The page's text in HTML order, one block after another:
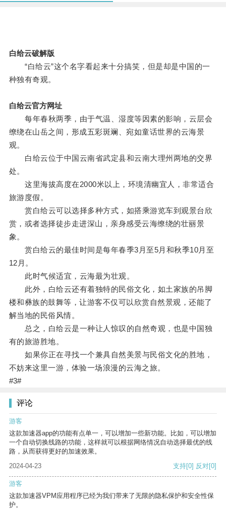
白给云破解版
“白给云”这个名字看起来十分搞笑，但是却是中国的一
种独有奇观。
白给云官方网址
每年春秋两季，由于气温、湿度等因素的影响，云层会
缭绕在山岳之间，形成五彩斑斓、宛如童话世界的云海景
观。
白给云位于中国云南省武定县和云南大理州两地的交界
处。
这里海拔高度在2000米以上，环境清幽宜人，非常适合
旅游度假。
赏白给云可以选择多种方式，如搭乘游览车到观景台欣
赏，或者选择徒步走进深山，亲身感受云海缭绕的壮丽景
象。
赏白给云的最佳时间是每年春季3月至5月和秋季10月至
12月。
此时气候适宜，云海最为壮观。
此外，白给云还有着独特的民俗文化，如土家族的吊脚
楼和彝族的鼓舞等，让游客不仅可以欣赏自然景观，还能了
解当地的民俗风情。
总之，白给云是一种让人惊叹的自然奇观，也是中国独
有的旅游胜地。
如果你正在寻找一个兼具自然美景与民俗文化的胜地，
不妨来这里一游，体验一场浪漫的云海之旅。
#3#
评论
游客
这款加速器app的功能有点单一，可以增加一些新功能。比如，可以增加
一个自动切换线路的功能，这样就可以根据网络情况自动选择最优的线
路，从而获得更好的加速效果。
2024-04-23
支持[0] 反对[0]
游客
这款加速器VPM应用程序已经为我们带来了无限的隐私保护和安全性保
护。